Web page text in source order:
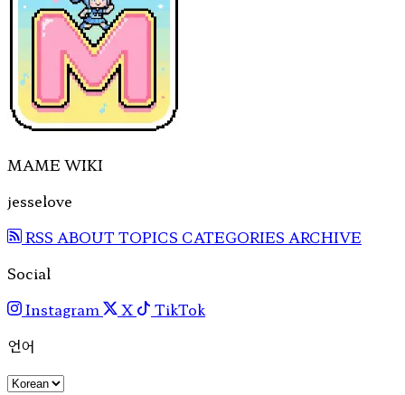
MAME WIKI
jesselove
RSS ABOUT TOPICS CATEGORIES ARCHIVE
Social
Instagram
X
TikTok
언어